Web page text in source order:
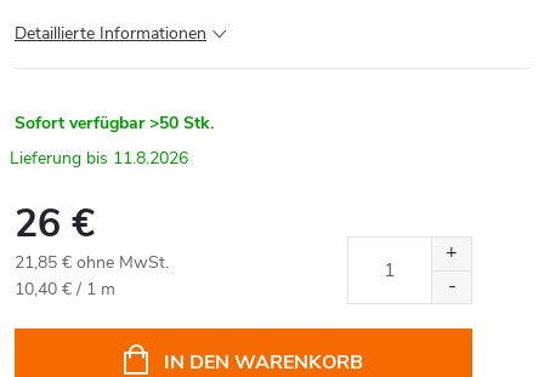
Detaillierte Informationen
Sofort verfügbar >50 Stk.
11.8.2026
26 €
21,85 € ohne MwSt.
Verkaufspreis:
10,40 € / 1 m
IN DEN WARENKORB